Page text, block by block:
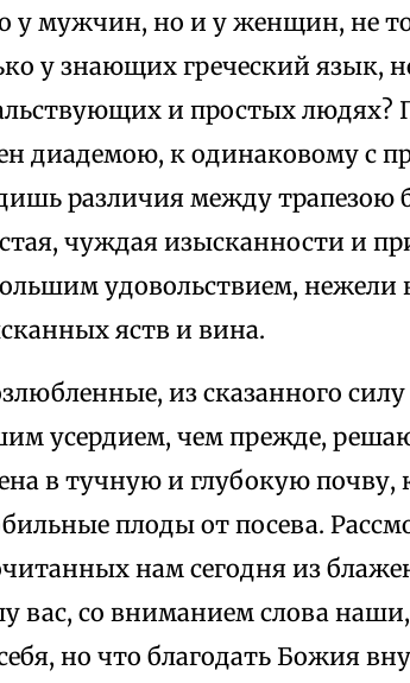
у мужчин, но и у женщин, не
у знающих греческий язык,
и простых людях?
диадемою, к одинаковому с
различия между трапезою
чуждая изысканности и
удовольствием, нежели
яств и вина.
из сказанного
усердием, чем прежде,
в тучную и глубокую почву,
плоды от посева.
нам сегодня из
вас, со вниманием слова
но что благодать Божия